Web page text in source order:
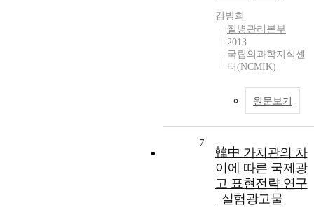
김병희
질병관리본부
2013
국립의과학지식센
터(NCMIK)
원문보기
7
韓中 가치관의 차
이에 따른 국제광
고 표현전략 연구
_실험광고물